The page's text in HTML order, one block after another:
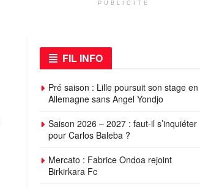
PUBLICITÉ
FIL INFO
Pré saison : Lille poursuit son stage en
Allemagne sans Angel Yondjo
Saison 2026 – 2027 : faut-il s’inquiéter
pour Carlos Baleba ?
Mercato : Fabrice Ondoa rejoint
Birkirkara Fc